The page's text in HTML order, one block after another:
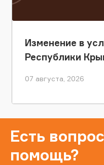
Изменение в
Республики
07 августа, 2026
Есть
помощь?